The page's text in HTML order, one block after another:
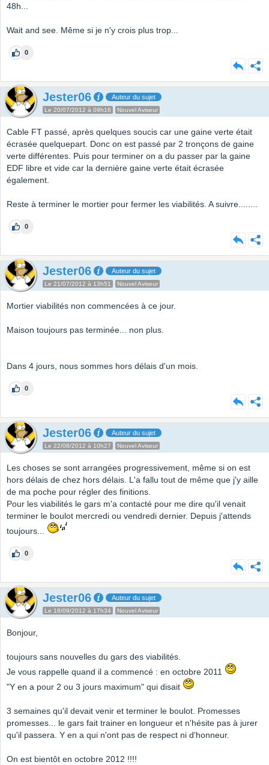
48h...
Wait and see. Même si je n'y crois plus trop...
0
Jester06 Auteur du sujet
Le 20/07/2012 à 09h16 Nouvel Aviseur
Cable FT passé, après quelques soucis car une gaine verte était
écrasée quelquepart. Donc on est passé par 2 tronçons de gaine
verte différentes. Puis pour terminer on a du passer par la gaine
EDF libre et vide car la dernière gaine verte était écrasée
également.
Reste à terminer le mortier pour fermer les viabilités. A suivre........
0
Jester06 Auteur du sujet
Le 21/07/2012 à 13h51 Nouvel Aviseur
Mortier viabilités non commencées à ce jour.
Maison toujours pas terminée... non plus.
Dans 4 jours, nous sommes hors délais d'un mois.
0
Jester06 Auteur du sujet
Le 22/08/2012 à 10h27 Nouvel Aviseur
Les choses se sont arrangées progressivement, même si on est
hors délais de chez hors délais. L'a fallu tout de même que j'y aille
de ma poche pour régler des finitions.
Pour les viabilités le gars m'a contacté pour me dire qu'il venait
terminer le boulot mercredi ou vendredi dernier. Depuis j'attends
toujours...
0
Jester06 Auteur du sujet
Le 18/09/2012 à 17h34 Nouvel Aviseur
Bonjour,
toujours sans nouvelles du gars des viabilités.
Je vous rappelle quand il a commencé : en octobre 2011
"Y en a pour 2 ou 3 jours maximum" qui disait
3 semaines qu'il devait venir et terminer le boulot. Promesses
promesses... le gars fait trainer en longueur et n'hésite pas à jurer
qu'il passera. Y en a qui n'ont pas de respect ni d'honneur.
On est bientôt en octobre 2012 !!!!